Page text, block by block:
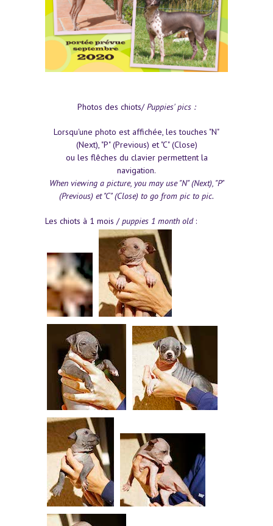
Photos des chiots/Puppies' pics :
Lorsqu'une photo est affichée, les touches "N"
(Next), "P" (Previous) et "C" (Close)
ou les flêches du clavier permettent la
navigation.
When viewing a picture, you may use "N" (Next), "P"
(Previous) et "C" (Close) to go from pic to pic.
Les chiots à 1 mois /puppies 1 month old: